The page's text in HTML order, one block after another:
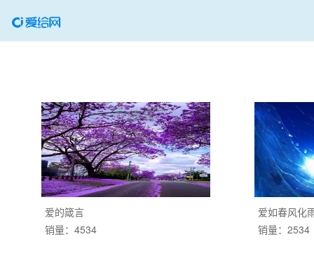
爱的箴言
销量：4534
爱如春风化
销量：2534